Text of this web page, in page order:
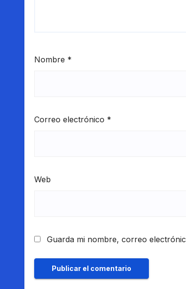
Nombre *
Correo electrónico *
Web
Guarda mi nombre, correo